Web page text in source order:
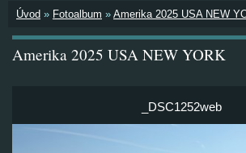
Úvod » Fotoalbum » Amerika 2025 USA NEW
Amerika 2025 USA NEW YORK
_DSC1252web